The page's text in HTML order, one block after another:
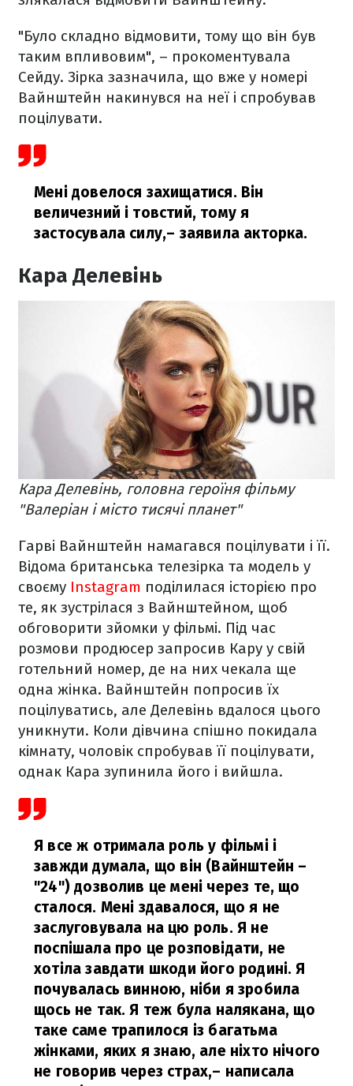
"Було складно відмовити, тому що він був
таким впливовим", – прокоментувала
Сейду. Зірка зазначила, що вже у номері
Вайнштейн накинувся на неї і спробував
поцілувати.
Мені довелося захищатися. Він
величезний і товстий, тому я
застосувала силу,– заявила акторка.
Кара Делевінь
Кара Делевінь, головна героїня фільму
"Валеріан і місто тисячі планет"
Гарві Вайнштейн намагався поцілувати і її.
Відома британська телезірка та модель у
своєму Instagram поділилася історією про
те, як зустрілася з Вайнштейном, щоб
обговорити зйомки у фільмі. Під час
розмови продюсер запросив Кару у свій
готельний номер, де на них чекала ще
одна жінка. Вайнштейн попросив їх
поцілуватись, але Делевінь вдалося цього
уникнути. Коли дівчина спішно покидала
кімнату, чоловік спробував її поцілувати,
однак Кара зупинила його і вийшла.
Я все ж отримала роль у фільмі і
завжди думала, що він (Вайнштейн –
"24") дозволив це мені через те, що
сталося. Мені здавалося, що я не
заслуговувала на цю роль. Я не
поспішала про це розповідати, не
хотіла завдати шкоди його родині. Я
почувалась винною, ніби я зробила
щось не так. Я теж була налякана, що
таке саме трапилося із багатьма
жінками, яких я знаю, але ніхто нічого
не говорив через страх,– написала